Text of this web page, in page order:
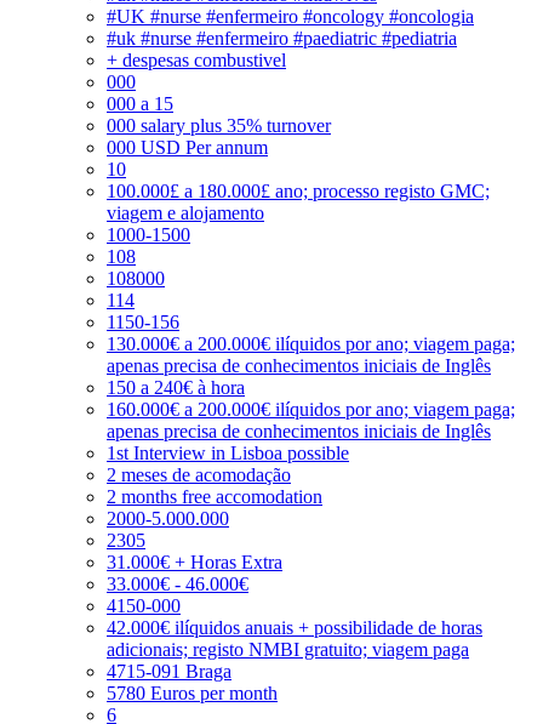
#UK #nurse #enfermeiro #oncology #oncologia
#uk #nurse #enfermeiro #paediatric #pediatria
+ despesas combustivel
000
000 a 15
000 salary plus 35% turnover
000 USD Per annum
10
100.000£ a 180.000£ ano; processo registo GMC;
viagem e alojamento
1000-1500
108
108000
114
1150-156
130.000€ a 200.000€ ilíquidos por ano; viagem paga;
apenas precisa de conhecimentos iniciais de Inglês
150 a 240€ à hora
160.000€ a 200.000€ ilíquidos por ano; viagem paga;
apenas precisa de conhecimentos iniciais de Inglês
1st Interview in Lisboa possible
2 meses de acomodação
2 months free accomodation
2000-5.000.000
2305
31.000€ + Horas Extra
33.000€ - 46.000€
4150-000
42.000€ ilíquidos anuais + possibilidade de horas
adicionais; registo NMBI gratuito; viagem paga
4715-091 Braga
5780 Euros per month
6